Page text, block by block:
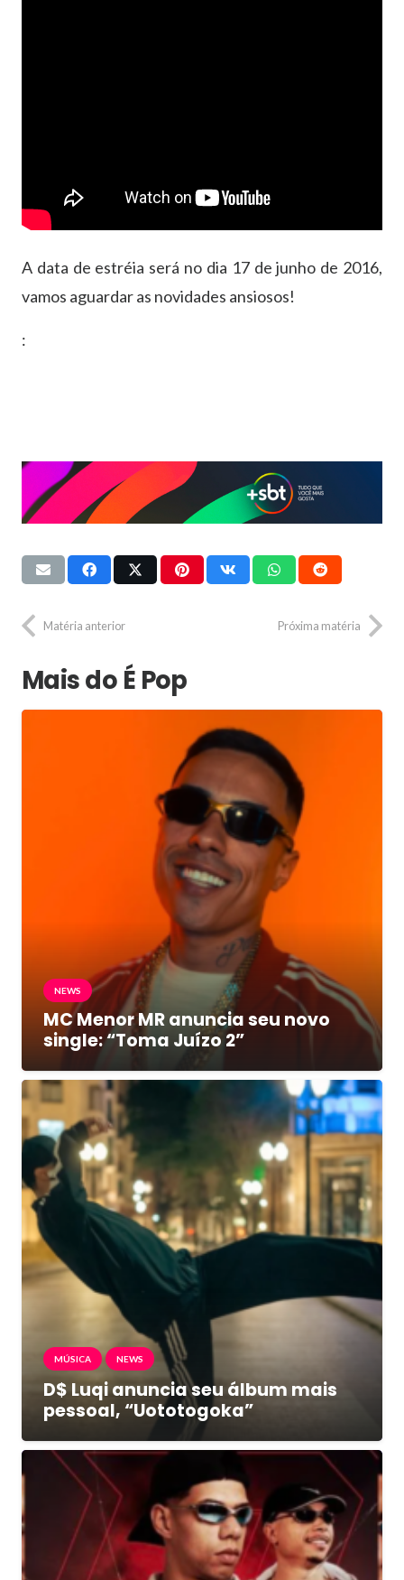
A data de estréia será no dia 17 de junho de 2016,
vamos aguardar as novidades ansiosos!
:
Matéria anterior Próxima matéria
Mais do É Pop
NEWS
MC Menor MR anuncia seu novo
single: “Toma Juízo 2”
MÚSICA NEWS
D$ Luqi anuncia seu álbum mais
pessoal, “Uototogoka”